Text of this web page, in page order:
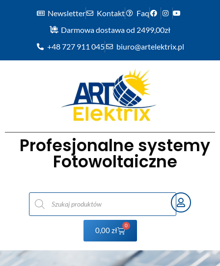
Newsletter Kontakt
Faq
Darmowa dostawa od 2499,00zł
+48 727 911 045
biuro@artelektrix.pl
Profesjonalne systemy
Fotowoltaiczne
0,00zł
0